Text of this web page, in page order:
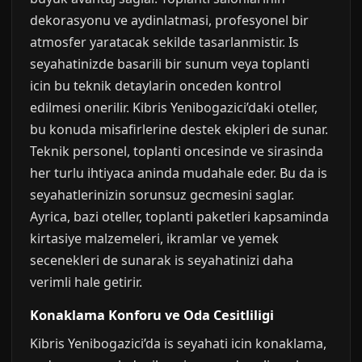
dekorasyonu ve aydinlatmasi, profesyonel bir
atmosfer yaratacak sekilde tasarlanmistir. Is
seyahatinizde basarili bir sunum veya toplanti
icin bu teknik detaylarin onceden kontrol
edilmesi onerilir. Kibris Yenibogazici’daki oteller,
bu konuda misafirlerine destek ekipleri de sunar.
Teknik personel, toplanti oncesinde ve sirasinda
her turlu ihtiyaca aninda mudahale eder. Bu da is
seyahatlerinizin sorunsuz gecmesini saglar.
Ayrica, bazi oteller, toplanti paketleri kapsaminda
kirtasiye malzemeleri, ikramlar ve yemek
secenekleri de sunarak is seyahatinizi daha
verimli hale getirir.
Konaklama Konforu ve Oda Cesitliligi
Kibris Yenibogazici’da is seyahati icin konaklama,